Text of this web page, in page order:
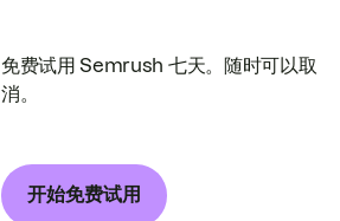
免费试用 Semrush 七天。随时可以取
消。
开始免费试用